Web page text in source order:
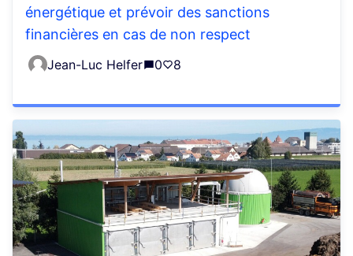
énergétique et prévoir des sanctions
financières en cas de non respect
Jean-Luc Helfer 0 8